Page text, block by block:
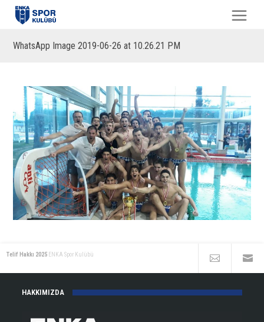
WhatsApp Image 2019-06-26 at 10.26.21 PM
Telif Hakkı 2025 ENKA Spor Kulübü
HAKKIMIZDA